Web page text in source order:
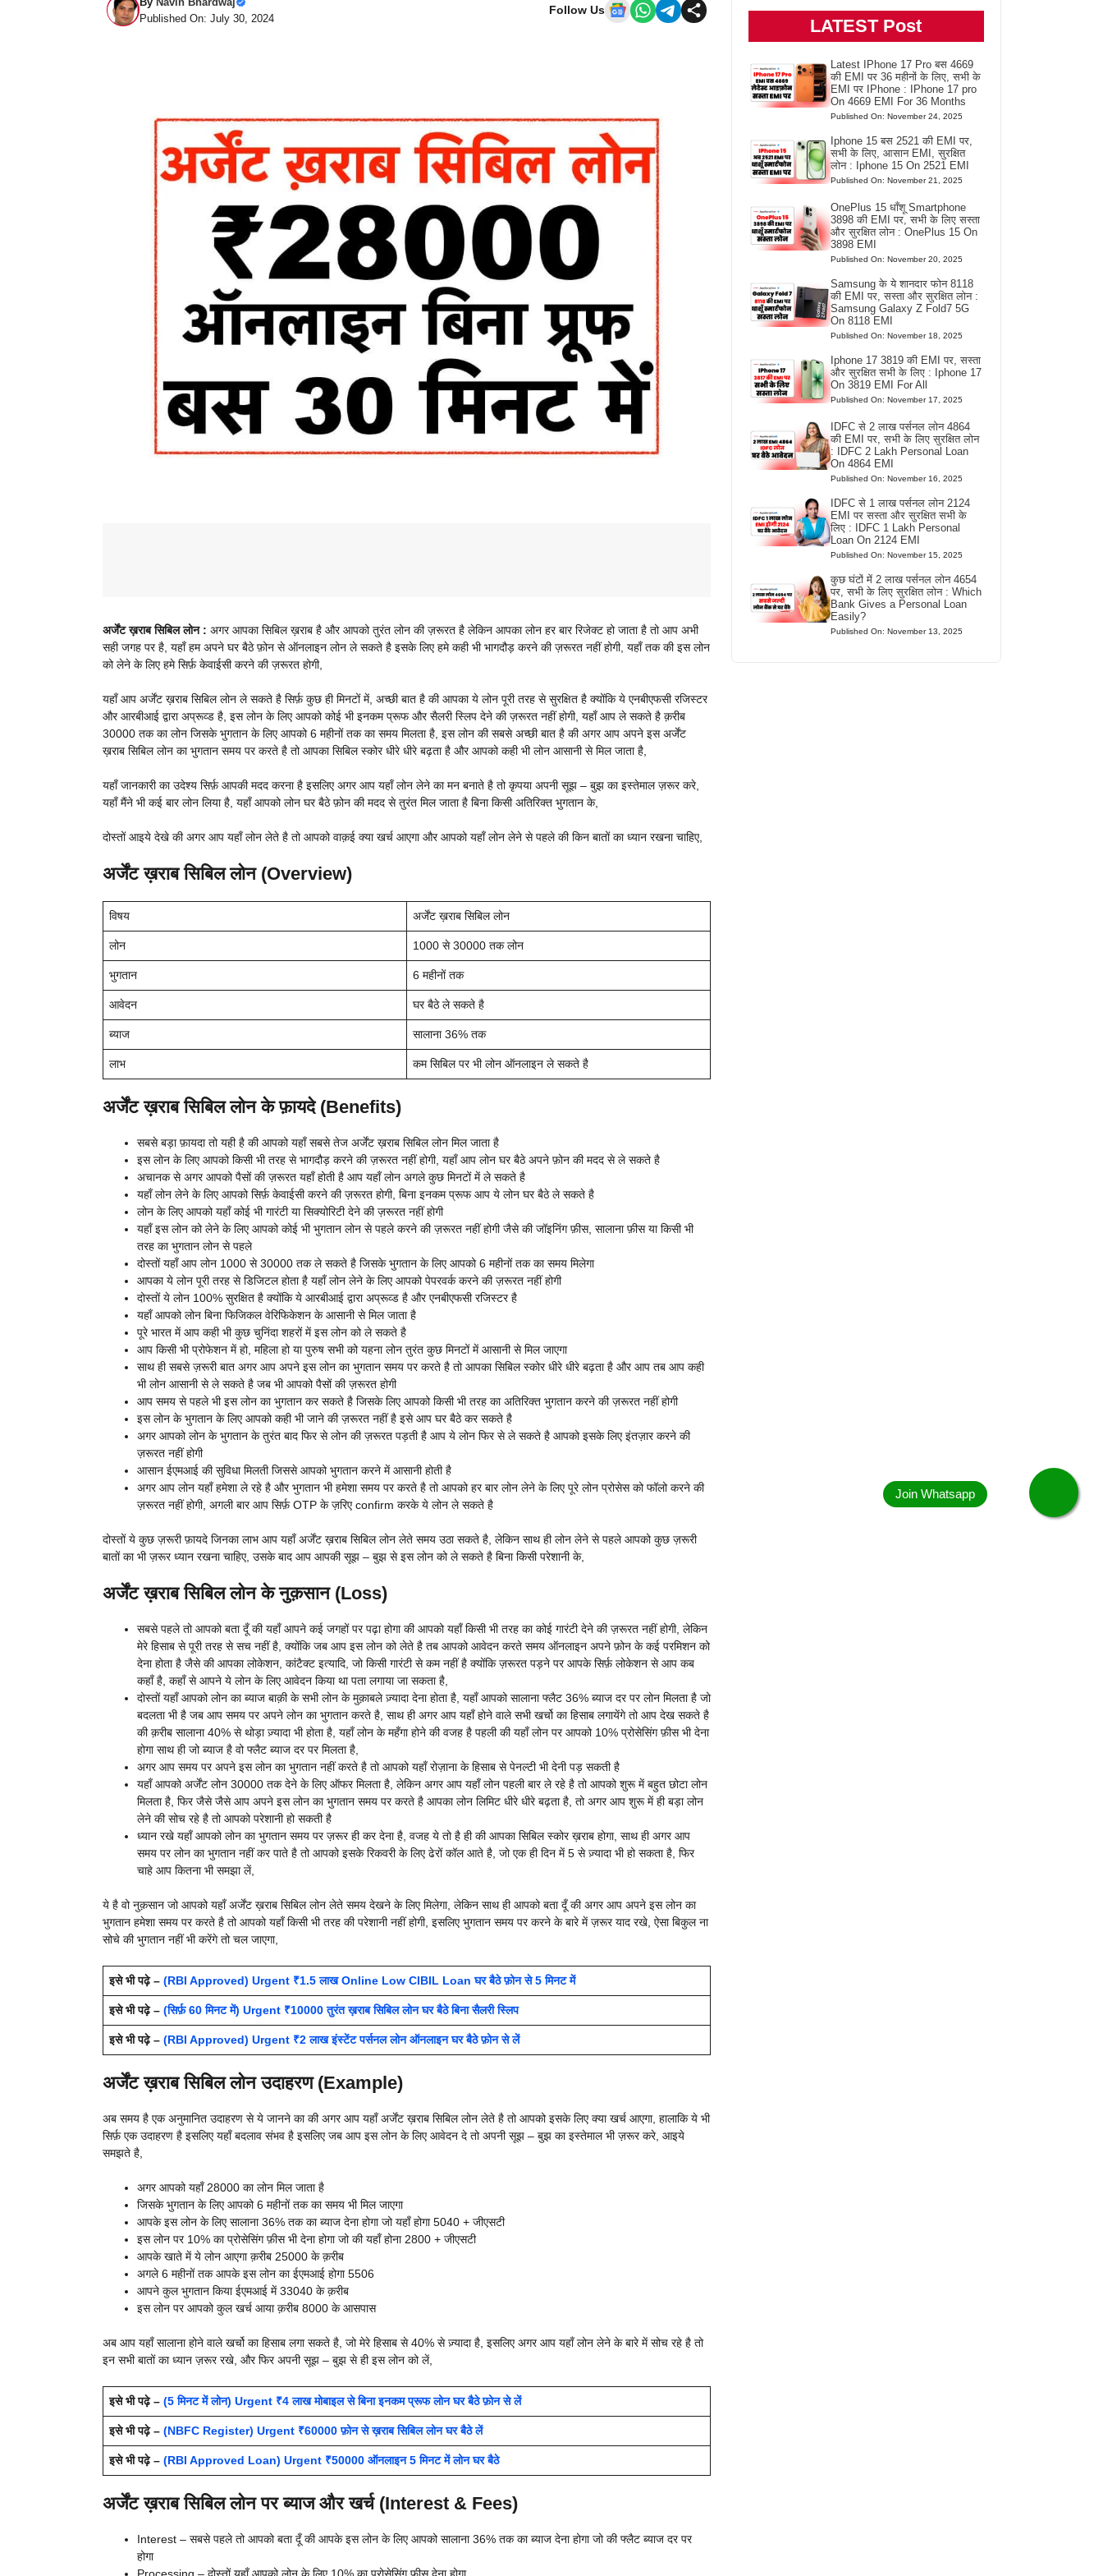
Published On: July 30, 2024
Follow Us
अर्जेंट ख़राब सिबिल लोन : अगर आपका सिबिल ख़राब है और आपको तुरंत लोन की ज़रूरत है लेकिन आपका लोन हर बार रिजेक्ट हो जाता है तो आप अभी
सही जगह पर है, यहाँ हम अपने घर बैठे फ़ोन से ऑनलाइन लोन ले सकते है इसके लिए हमे कही भी भागदौड़ करने की ज़रूरत नहीं होगी, यहाँ तक की इस लोन
को लेने के लिए हमे सिर्फ़ केवाईसी करने की ज़रूरत होगी,
यहाँ आप अर्जेंट ख़राब सिबिल लोन ले सकते है सिर्फ़ कुछ ही मिनटों में, अच्छी बात है की आपका ये लोन पूरी तरह से सुरक्षित है क्योंकि ये एनबीएफसी रजिस्टर
और आरबीआई द्वारा अप्रूव्ड है, इस लोन के लिए आपको कोई भी इनकम प्रूफ और सैलरी स्लिप देने की ज़रूरत नहीं होगी, यहाँ आप ले सकते है क़रीब
30000 तक का लोन जिसके भुगतान के लिए आपको 6 महीनों तक का समय मिलता है, इस लोन की सबसे अच्छी बात है की अगर आप अपने इस अर्जेंट
ख़राब सिबिल लोन का भुगतान समय पर करते है तो आपका सिबिल स्कोर धीरे धीरे बढ़ता है और आपको कही भी लोन आसानी से मिल जाता है,
यहाँ जानकारी का उदेश्य सिर्फ़ आपकी मदद करना है इसलिए अगर आप यहाँ लोन लेने का मन बनाते है तो कृपया अपनी सूझ – बुझ का इस्तेमाल ज़रूर करे,
यहाँ मैंने भी कई बार लोन लिया है, यहाँ आपको लोन घर बैठे फ़ोन की मदद से तुरंत मिल जाता है बिना किसी अतिरिक्त भुगतान के,
दोस्तों आइये देखे की अगर आप यहाँ लोन लेते है तो आपको वाक़ई क्या खर्च आएगा और आपको यहाँ लोन लेने से पहले की किन बातों का ध्यान रखना चाहिए,
अर्जेंट ख़राब सिबिल लोन (Overview)
विषय अर्जेंट ख़राब सिबिल लोन
लोन 1000 से 30000 तक लोन
भुगतान 6 महीनों तक
आवेदन घर बैठे ले सकते है
ब्याज सालाना 36% तक
लाभ कम सिबिल पर भी लोन ऑनलाइन ले सकते है
अर्जेंट ख़राब सिबिल लोन के फ़ायदे (Benefits)
सबसे बड़ा फ़ायदा तो यही है की आपको यहाँ सबसे तेज अर्जेंट ख़राब सिबिल लोन मिल जाता है
इस लोन के लिए आपको किसी भी तरह से भागदौड़ करने की ज़रूरत नहीं होगी, यहाँ आप लोन घर बैठे अपने फ़ोन की मदद से ले सकते है
अचानक से अगर आपको पैसों की ज़रूरत यहाँ होती है आप यहाँ लोन अगले कुछ मिनटों में ले सकते है
यहाँ लोन लेने के लिए आपको सिर्फ़ केवाईसी करने की ज़रूरत होगी, बिना इनकम प्रूफ आप ये लोन घर बैठे ले सकते है
लोन के लिए आपको यहाँ कोई भी गारंटी या सिक्योरिटी देने की ज़रूरत नहीं होगी
यहाँ इस लोन को लेने के लिए आपको कोई भी भुगतान लोन से पहले करने की ज़रूरत नहीं होगी जैसे की जॉइनिंग फ़ीस, सालाना फ़ीस या किसी भी
तरह का भुगतान लोन से पहले
दोस्तों यहाँ आप लोन 1000 से 30000 तक ले सकते है जिसके भुगतान के लिए आपको 6 महीनों तक का समय मिलेगा
आपका ये लोन पूरी तरह से डिजिटल होता है यहाँ लोन लेने के लिए आपको पेपरवर्क करने की ज़रूरत नहीं होगी
दोस्तों ये लोन 100% सुरक्षित है क्योंकि ये आरबीआई द्वारा अप्रूव्ड है और एनबीएफसी रजिस्टर है
यहाँ आपको लोन बिना फिजिकल वेरिफिकेशन के आसानी से मिल जाता है
पूरे भारत में आप कही भी कुछ चुनिंदा शहरों में इस लोन को ले सकते है
आप किसी भी प्रोफेशन में हो, महिला हो या पुरुष सभी को यहना लोन तुरंत कुछ मिनटों में आसानी से मिल जाएगा
साथ ही सबसे ज़रूरी बात अगर आप अपने इस लोन का भुगतान समय पर करते है तो आपका सिबिल स्कोर धीरे धीरे बढ़ता है और आप तब आप कही
भी लोन आसानी से ले सकते है जब भी आपको पैसों की ज़रूरत होगी
आप समय से पहले भी इस लोन का भुगतान कर सकते है जिसके लिए आपको किसी भी तरह का अतिरिक्त भुगतान करने की ज़रूरत नहीं होगी
इस लोन के भुगतान के लिए आपको कही भी जाने की ज़रूरत नहीं है इसे आप घर बैठे कर सकते है
अगर आपको लोन के भुगतान के तुरंत बाद फिर से लोन की ज़रूरत पड़ती है आप ये लोन फिर से ले सकते है आपको इसके लिए इंतज़ार करने की
ज़रूरत नहीं होगी
आसान ईएमआई की सुविधा मिलती जिससे आपको भुगतान करने में आसानी होती है
अगर आप लोन यहाँ हमेशा ले रहे है और भुगतान भी हमेशा समय पर करते है तो आपको हर बार लोन लेने के लिए पूरे लोन प्रोसेस को फॉलो करने की
ज़रूरत नहीं होगी, अगली बार आप सिर्फ़ OTP के ज़रिए confirm करके ये लोन ले सकते है
दोस्तों ये कुछ ज़रूरी फ़ायदे जिनका लाभ आप यहाँ अर्जेंट ख़राब सिबिल लोन लेते समय उठा सकते है, लेकिन साथ ही लोन लेने से पहले आपको कुछ ज़रूरी
बातों का भी ज़रूर ध्यान रखना चाहिए, उसके बाद आप आपकी सूझ – बुझ से इस लोन को ले सकते है बिना किसी परेशानी के,
अर्जेंट ख़राब सिबिल लोन के नुक़सान (Loss)
सबसे पहले तो आपको बता दूँ की यहाँ आपने कई जगहों पर पढ़ा होगा की आपको यहाँ किसी भी तरह का कोई गारंटी देने की ज़रूरत नहीं होगी, लेकिन
मेरे हिसाब से पूरी तरह से सच नहीं है, क्योंकि जब आप इस लोन को लेते है तब आपको आवेदन करते समय ऑनलाइन अपने फ़ोन के कई परमिशन को
देना होता है जैसे की आपका लोकेशन, कांटैक्ट इत्यादि, जो किसी गारंटी से कम नहीं है क्योंकि ज़रूरत पड़ने पर आपके सिर्फ़ लोकेशन से आप कब
कहाँ है, कहाँ से आपने ये लोन के लिए आवेदन किया था पता लगाया जा सकता है,
दोस्तों यहाँ आपको लोन का ब्याज बाक़ी के सभी लोन के मुक़ाबले ज़्यादा देना होता है, यहाँ आपको सालाना फ्लैट 36% ब्याज दर पर लोन मिलता है जो
बदलता भी है जब आप समय पर अपने लोन का भुगतान करते है, साथ ही अगर आप यहाँ होने वाले सभी खर्चो का हिसाब लगायेंगे तो आप देख सकते है
की क़रीब सालाना 40% से थोड़ा ज़्यादा भी होता है, यहाँ लोन के महँगा होने की वजह है पहली की यहाँ लोन पर आपको 10% प्रोसेसिंग फ़ीस भी देना
होगा साथ ही जो ब्याज है वो फ्लैट ब्याज दर पर मिलता है,
अगर आप समय पर अपने इस लोन का भुगतान नहीं करते है तो आपको यहाँ रोज़ाना के हिसाब से पेनल्टी भी देनी पड़ सकती है
यहाँ आपको अर्जेंट लोन 30000 तक देने के लिए ऑफर मिलता है, लेकिन अगर आप यहाँ लोन पहली बार ले रहे है तो आपको शुरू में बहुत छोटा लोन
मिलता है, फिर जैसे जैसे आप अपने इस लोन का भुगतान समय पर करते है आपका लोन लिमिट धीरे धीरे बढ़ता है, तो अगर आप शुरू में ही बड़ा लोन
लेने की सोच रहे है तो आपको परेशानी हो सकती है
ध्यान रखे यहाँ आपको लोन का भुगतान समय पर ज़रूर ही कर देना है, वजह ये तो है ही की आपका सिबिल स्कोर ख़राब होगा, साथ ही अगर आप
समय पर लोन का भुगतान नहीं कर पाते है तो आपको इसके रिकवरी के लिए ढेरों कॉल आते है, जो एक ही दिन में 5 से ज़्यादा भी हो सकता है, फिर
चाहे आप कितना भी समझा लें,
ये है वो नुक़सान जो आपको यहाँ अर्जेंट ख़राब सिबिल लोन लेते समय देखने के लिए मिलेगा, लेकिन साथ ही आपको बता दूँ की अगर आप अपने इस लोन का
भुगतान हमेशा समय पर करते है तो आपको यहाँ किसी भी तरह की परेशानी नहीं होगी, इसलिए भुगतान समय पर करने के बारे में ज़रूर याद रखे, ऐसा बिकुल ना
सोचे की भुगतान नहीं भी करेंगे तो चल जाएगा,
इसे भी पढ़े – (RBI Approved) Urgent ₹1.5 लाख Online Low CIBIL Loan घर बैठे फ़ोन से 5 मिनट में
इसे भी पढ़े – (सिर्फ़ 60 मिनट में) Urgent ₹10000 तुरंत ख़राब सिबिल लोन घर बैठे बिना सैलरी स्लिप
इसे भी पढ़े – (RBI Approved) Urgent ₹2 लाख इंस्टेंट पर्सनल लोन ऑनलाइन घर बैठे फ़ोन से लें
अर्जेंट ख़राब सिबिल लोन उदाहरण (Example)
अब समय है एक अनुमानित उदाहरण से ये जानने का की अगर आप यहाँ अर्जेंट ख़राब सिबिल लोन लेते है तो आपको इसके लिए क्या खर्च आएगा, हालाकि ये भी
सिर्फ़ एक उदाहरण है इसलिए यहाँ बदलाव संभव है इसलिए जब आप इस लोन के लिए आवेदन दे तो अपनी सूझ – बुझ का इस्तेमाल भी ज़रूर करे, आइये
समझते है,
अगर आपको यहाँ 28000 का लोन मिल जाता है
जिसके भुगतान के लिए आपको 6 महीनों तक का समय भी मिल जाएगा
आपके इस लोन के लिए सालाना 36% तक का ब्याज देना होगा जो यहाँ होगा 5040 + जीएसटी
इस लोन पर 10% का प्रोसेसिंग फ़ीस भी देना होगा जो की यहाँ होना 2800 + जीएसटी
आपके खाते में ये लोन आएगा क़रीब 25000 के क़रीब
अगले 6 महीनों तक आपके इस लोन का ईएमआई होगा 5506
आपने कुल भुगतान किया ईएमआई में 33040 के क़रीब
इस लोन पर आपको कुल खर्च आया क़रीब 8000 के आसपास
अब आप यहाँ सालाना होने वाले खर्चो का हिसाब लगा सकते है, जो मेरे हिसाब से 40% से ज़्यादा है, इसलिए अगर आप यहाँ लोन लेने के बारे में सोच रहे है तो
इन सभी बातों का ध्यान ज़रूर रखे, और फिर अपनी सूझ – बुझ से ही इस लोन को लें,
इसे भी पढ़े – (5 मिनट में लोन) Urgent ₹4 लाख मोबाइल से बिना इनकम प्रूफ लोन घर बैठे फ़ोन से लें
इसे भी पढ़े – (NBFC Register) Urgent ₹60000 फ़ोन से ख़राब सिबिल लोन घर बैठे लें
इसे भी पढ़े – (RBI Approved Loan) Urgent ₹50000 ऑनलाइन 5 मिनट में लोन घर बैठे
अर्जेंट ख़राब सिबिल लोन पर ब्याज और खर्च (Interest & Fees)
Interest – सबसे पहले तो आपको बता दूँ की आपके इस लोन के लिए आपको सालाना 36% तक का ब्याज देना होगा जो की फ्लैट ब्याज दर पर
होगा
LATEST Post
Latest IPhone 17 Pro बस 4669
की EMI पर 36 महीनों के लिए, सभी के
EMI पर IPhone : IPhone 17 pro
On 4669 EMI For 36 Months
Published On: November 24, 2025
Iphone 15 बस 2521 की EMI पर,
सभी के लिए, आसान EMI, सुरक्षित
लोन : Iphone 15 On 2521 EMI
Published On: November 21, 2025
OnePlus 15 धाँशू Smartphone
3898 की EMI पर, सभी के लिए सस्ता
और सुरक्षित लोन : OnePlus 15 On
3898 EMI
Published On: November 20, 2025
Samsung के ये शानदार फोन 8118
की EMI पर, सस्ता और सुरक्षित लोन :
Samsung Galaxy Z Fold7 5G
On 8118 EMI
Published On: November 18, 2025
Iphone 17 3819 की EMI पर, सस्ता
और सुरक्षित सभी के लिए : Iphone 17
On 3819 EMI For All
Published On: November 17, 2025
IDFC से 2 लाख पर्सनल लोन 4864
की EMI पर, सभी के लिए सुरक्षित लोन
: IDFC 2 Lakh Personal Loan
On 4864 EMI
Published On: November 16, 2025
IDFC से 1 लाख पर्सनल लोन 2124
EMI पर सस्ता और सुरक्षित सभी के
लिए : IDFC 1 Lakh Personal
Loan On 2124 EMI
Published On: November 15, 2025
कुछ घंटों में 2 लाख पर्सनल लोन 4654
पर, सभी के लिए सुरक्षित लोन : Which
Bank Gives a Personal Loan
Easily?
Published On: November 13, 2025